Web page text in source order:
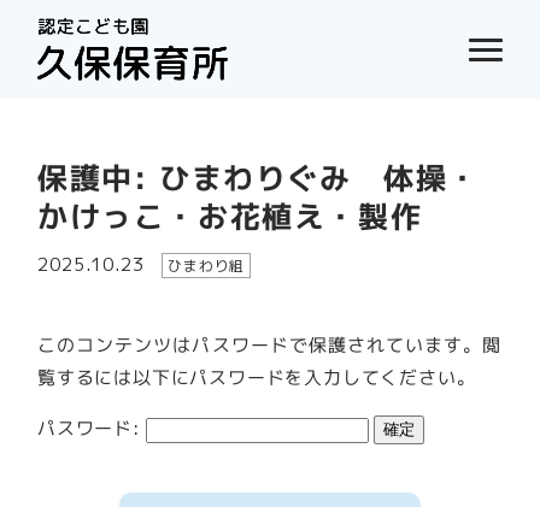
保護中: ひまわりぐみ 体操・
かけっこ・お花植え・製作
2025.10.23 ひまわり組
このコンテンツはパスワードで保護されています。閲
覧するには以下にパスワードを入力してください。
パスワード: